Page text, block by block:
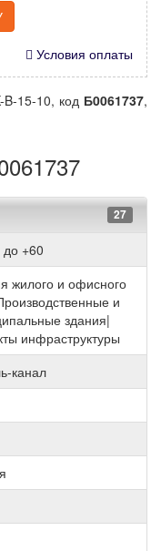
Условия оплаты
15-10, код Б0061737,
27
до +60
жилого и офисного
и
здания|
инфраструктуры
канал